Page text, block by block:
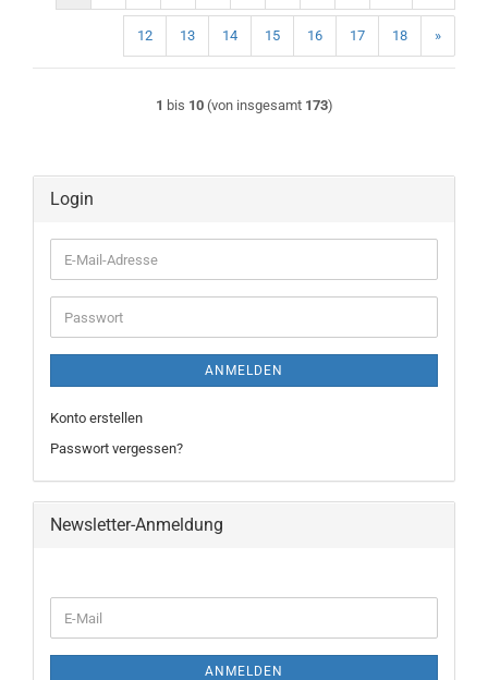
12 13 14 15 16 17 18 »
1 bis 10(von insgesamt 173)
Login
E-
Mail-
Adresse
Passwort
ANMELDEN
Konto erstellen
Passwort vergessen?
Newsletter-Anmeldung
ZUR
E-
Mail
ANMELDEN